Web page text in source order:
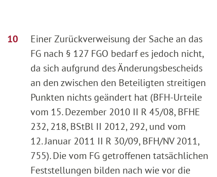
Einer Zurückverweisung der Sache an das
FG nach § 127 FGO bedarf es jedoch nicht,
da sich aufgrund des Änderungsbescheids
an den zwischen den Beteiligten streitigen
Punkten nichts geändert hat (BFH-Urteile
vom 15. Dezember 2010 II R 45/08, BFHE
232, 218, BStBl II 2012, 292, und vom
12. Januar 2011 II R 30/09, BFH/NV 2011,
755). Die vom FG getroffenen tatsächlichen
Feststellungen bilden nach wie vor die